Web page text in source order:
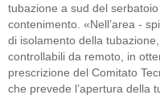
tubazione a sud del
contenimento. «Nell’area -
di isolamento della
controllabili da remoto, in
prescrizione del Comitato
che prevede l’apertura della